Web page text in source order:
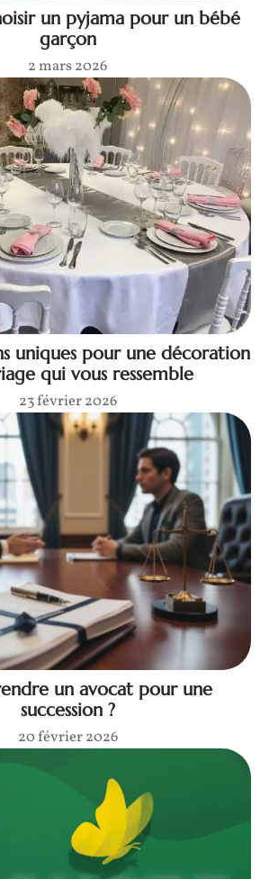
un pyjama pour un bébé
garçon
2 mars 2026
uniques pour une décoration
qui vous ressemble
23 février 2026
un avocat pour une
succession ?
20 février 2026